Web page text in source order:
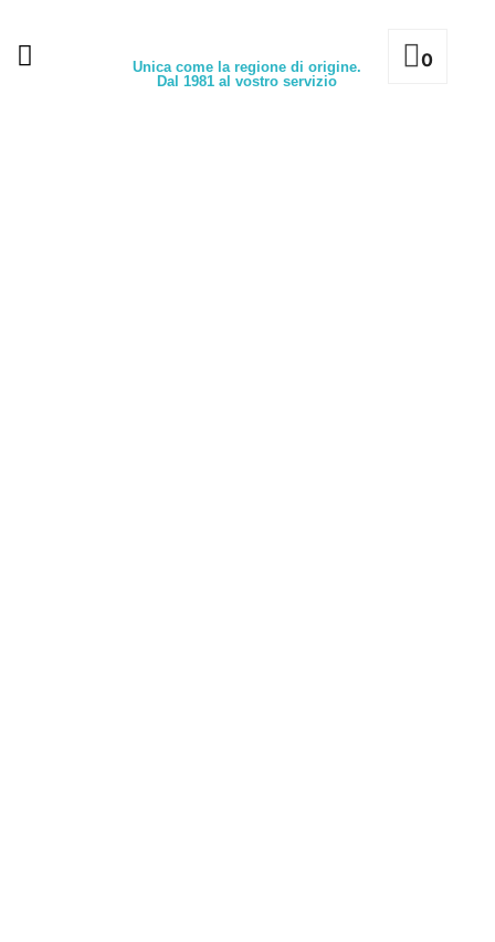
Unica come la regione di origine.
Dal 1981 al vostro servizio
0